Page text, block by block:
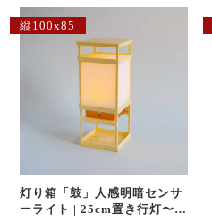
縦100x85
灯り箱「鼓」人感明暗センサ
ーライト | 25cm置き行灯〜江